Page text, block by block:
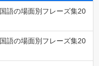
語の場面別フレーズ集20
語の場面別フレーズ集20